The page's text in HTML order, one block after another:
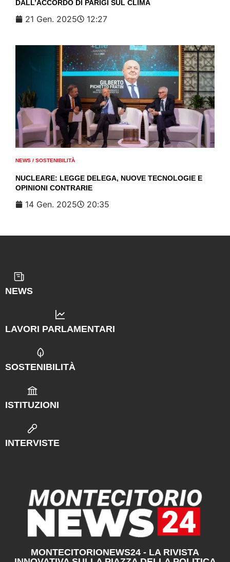
DALL’ACCORDO DI PARIGI SUL CLIMA
21 Gen. 2025 12:27
NEWS / SOSTENIBILITÀ
NUCLEARE: LEGGE DELEGA, NUOVE TECNOLOGIE E
OPINIONI CONTRARIE
14 Gen. 2025 20:35
NEWS
LAVORI PARLAMENTARI
SOSTENIBILITÀ
ISTITUZIONI
INTERVISTE
MONTECITORIONEWS24 - LA RIVISTA